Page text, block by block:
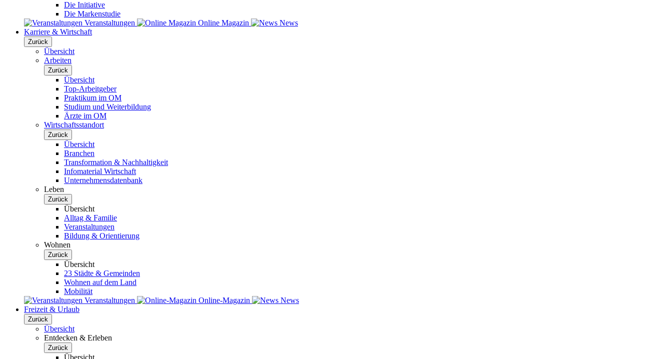
Die Initiative
Die Markenstudie
Veranstaltungen
Online Magazin
News
Karriere & Wirtschaft
Zurück
Übersicht
Arbeiten
Zurück
Übersicht
Top-Arbeitgeber
Praktikum im OM
Studium und Weiterbildung
Ärzte im OM
Wirtschaftsstandort
Zurück
Übersicht
Branchen
Transformation & Nachhaltigkeit
Infomaterial Wirtschaft
Unternehmensdatenbank
Leben
Zurück
Übersicht
Alltag & Familie
Veranstaltungen
Bildung & Orientierung
Wohnen
Zurück
Übersicht
23 Städte & Gemeinden
Wohnen auf dem Land
Mobilität
Veranstaltungen
Online-Magazin
News
Freizeit & Urlaub
Zurück
Übersicht
Entdecken & Erleben
Zurück
Übersicht